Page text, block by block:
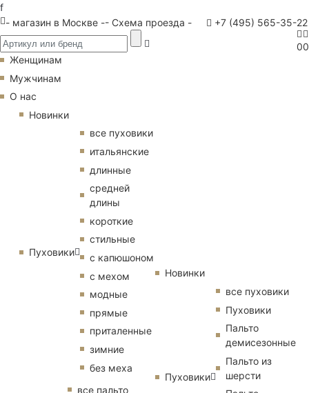
f
- магазин в Москве -- Схема проезда - +7 (495) 565-35-22
00
Женщинам
Мужчинам
О нас
Новинки
Пуховики
все пуховики
итальянские
длинные
средней
длины
короткие
стильные
с капюшоном
с мехом
модные
прямые
приталенные
зимние
без меха
все пальто
Новинки
Пуховики
все пуховики
Пуховики
Пальто
демисезонные
Пальто из
шерсти